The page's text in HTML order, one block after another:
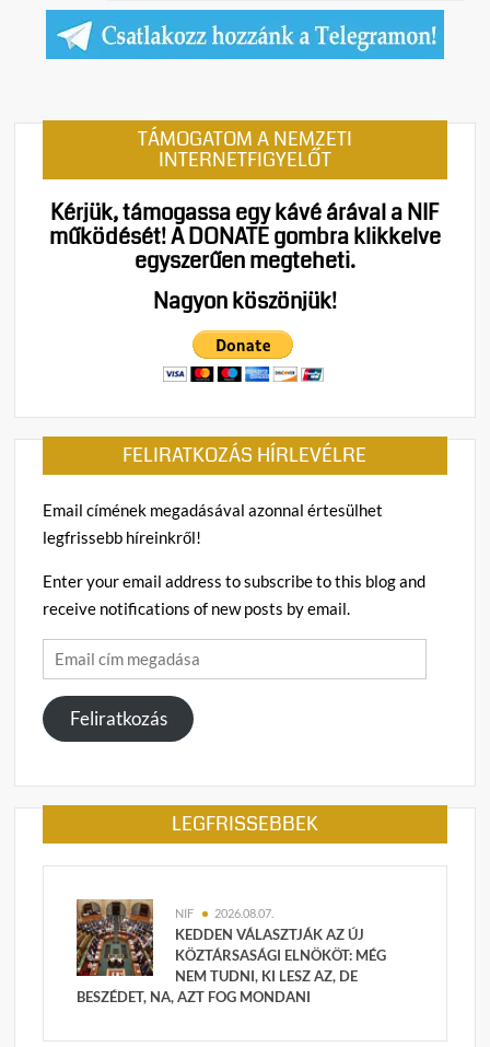
TÁMOGATOM A NEMZETI
INTERNETFIGYELŐT
Kérjük, támogassa egy kávé árával a NIF
működését!A DONATE gombra klikkelve
egyszerűen megteheti.
Nagyon köszönjük!
FELIRATKOZÁS HÍRLEVÉLRE
Email címének megadásával azonnal értesülhet
legfrissebb híreinkről!
Enter your email address to subscribe to this blog and
receive notifications of new posts by email.
Email
cím
megadása
Feliratkozás
LEGFRISSEBBEK
NIF 2026.08.07.
KEDDEN VÁLASZTJÁK AZ ÚJ
KÖZTÁRSASÁGI ELNÖKÖT: MÉG
NEM TUDNI, KI LESZ AZ, DE
BESZÉDET, NA, AZT FOG MONDANI